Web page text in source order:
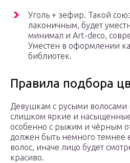
Уголь + зефир. Такой
лаконичным, будет
минимал и Art-deco,
Уместен в оформлении
библиотек.
Правила подбора
Девушкам с русыми волосами
слишком яркие и
особенно с рыжим и чёрным
должен быть немного темнее
волос, иначе лицо будет
красиво.